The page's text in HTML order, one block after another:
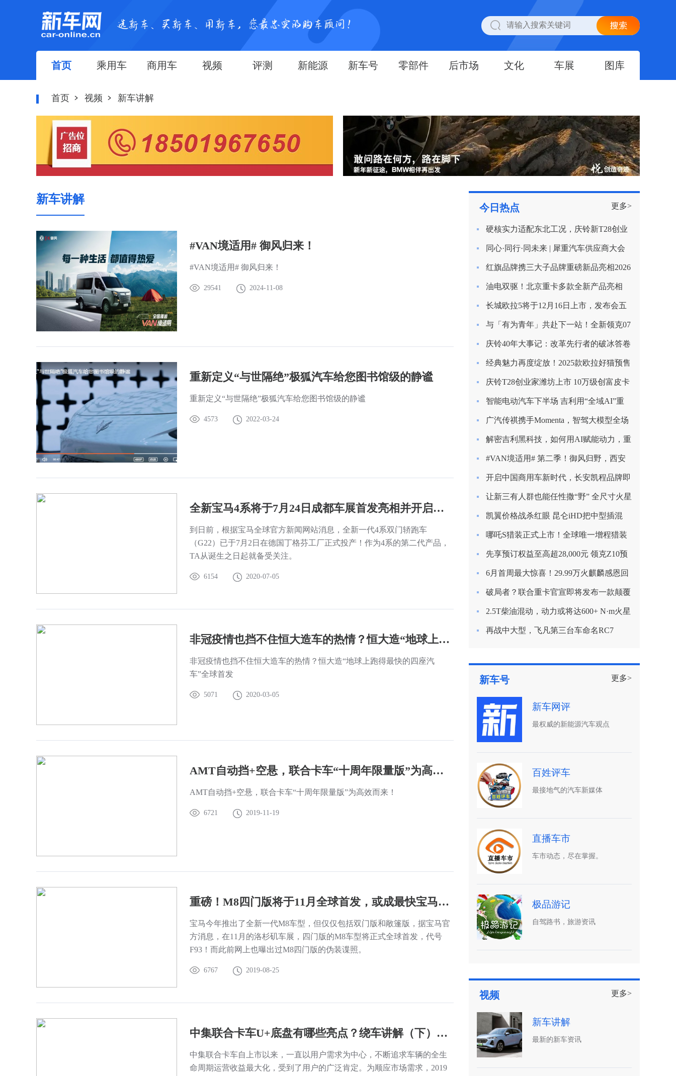
首页 乘用车 商用车 视频 评测 新能源 新车号 零部件 后市场 文化 车展 图库
首页 视频 新车讲解
新车讲解
#VAN境适用# 御风归来！
#VAN境适用# 御风归来！
29541 2024-11-08
重新定义“与世隔绝”极狐汽车给您图书馆级的静谧
重新定义“与世隔绝”极狐汽车给您图书馆级的静谧
4573 2022-03-24
全新宝马4系将于7月24日成都车展首发亮相并开启预售！现已正式投产！
到日前，根据宝马全球官方新闻网站消息，全新一代4系双门轿跑车
（G22）已于7月2日在德国丁格芬工厂正式投产！作为4系的第二代产品，
TA从诞生之日起就备受关注。
6154 2020-07-05
非冠疫情也挡不住恒大造车的热情？恒大造“地球上跑得最快的四座汽车”全球首发
非冠疫情也挡不住恒大造车的热情？恒大造“地球上跑得最快的四座汽
车”全球首发
5071 2020-03-05
AMT自动挡+空悬，联合卡车“十周年限量版”为高效而来！
AMT自动挡+空悬，联合卡车“十周年限量版”为高效而来！
6721 2019-11-19
重磅！M8四门版将于11月全球首发，或成最快宝马四门车！
宝马今年推出了全新一代M8车型，但仅仅包括双门版和敞篷版，据宝马官
方消息，在11月的洛杉矶车展，四门版的M8车型将正式全球首发，代号
F93！而此前网上也曝出过M8四门版的伪装谍照。
6767 2019-08-25
中集联合卡车U+底盘有哪些亮点？绕车讲解（下）为您揭秘！
中集联合卡车自上市以来，一直以用户需求为中心，不断追求车辆的全生
命周期运营收益最大化，受到了用户的广泛肯定。为顺应市场需求，2019
今日热点 更多>
硬核实力适配东北工况，庆铃新T28创业
家长春上市圆满收官
同心·同行·同未来 | 犀重汽车供应商大会
圆满落幕
红旗品牌携三大子品牌重磅新品亮相2026
北京车展
油电双驱！北京重卡多款全新产品亮相
2026合作伙伴大会
长城欧拉5将于12月16日上市，发布会五
大看点提前揭秘！
与「有为青年」共赴下一站！全新领克07
EM-P上市限时价13.98万起
庆铃40年大事记：改革先行者的破冰答卷
（1985-1993）
经典魅力再度绽放！2025款欧拉好猫预售
启程，8.98万元起！
庆铃T28创业家潍坊上市 10万级创富皮卡
再树标杆
智能电动汽车下半场 吉利用“全域AI”重
塑安全边界
广汽传祺携手Momenta，智驾大模型全场
景落地
解密吉利黑科技，如何用AI赋能动力，重
新定义混动节能？
#VAN境适用# 第二季！御风归野，西安
房车之旅
开启中国商用车新时代，长安凯程品牌即
将焕新启航
让新三有人群也能任性撒“野” 全尺寸火星
9越野版渲染图曝光
凯翼价格战杀红眼 昆仑iHD把中型插混
SUV杀到9.99万
哪吒S猎装正式上市！全球唯一增程猎装
轿车起售价15.99万
先享预订权益至高超28,000元 领克Z10预
订开启
6月首周最大惊喜！29.99万火麒麟感恩回
归！
破局者？联合重卡官宣即将发布一款颠覆
行业的产品！
2.5T柴油混动，动力或将达600+ N·m火星
皮卡越野越心动
再战中大型，飞凡第三台车命名RC7
新车号 更多>
新车网评
最权威的新能源汽车观点
百姓评车
最接地气的汽车新媒体
直播车市
车市动态，尽在掌握。
极品游记
自驾路书，旅游资讯
视频 更多>
新车讲解
最新的新车资讯